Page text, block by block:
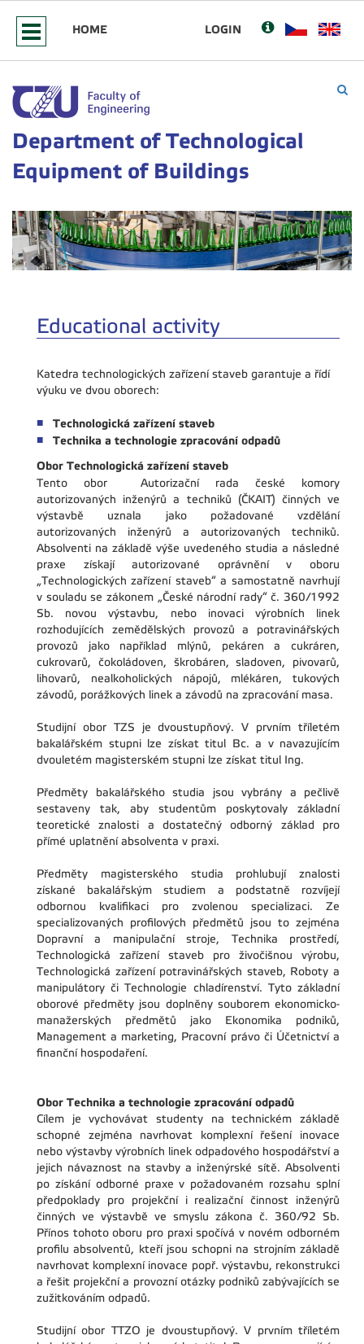
HOME LOGIN
Department of Technological
Equipment of Buildings
Educational activity
Katedra technologických zařízení staveb garantuje a řídí
výuku ve dvou oborech:
Technologická zařízení staveb
Technika a technologie zpracování odpadů
Obor Technologická zařízení staveb
Tento obor
Autorizační rada české komory
autorizovaných inženýrů a techniků (ČKAIT) činných ve
výstavbě uznala jako požadované vzdělání
autorizovaných inženýrů a autorizovaných techniků.
Absolventi na základě výše uvedeného studia a následné
praxe získají autorizované oprávnění v oboru
„Technologických zařízení staveb“ a samostatně navrhují
v souladu se zákonem „České národní rady“ č. 360/1992
Sb. novou výstavbu, nebo inovaci výrobních linek
rozhodujících zemědělských provozů a potravinářských
provozů jako například mlýnů, pekáren a cukráren,
cukrovarů, čokoládoven, škrobáren, sladoven, pivovarů,
lihovarů, nealkoholických nápojů, mlékáren, tukových
závodů, porážkových linek a závodů na zpracování masa.
Studijní obor TZS je dvoustupňový. V prvním tříletém
bakalářském stupni lze získat titul Bc. a v navazujícím
dvouletém magisterském stupni lze získat titul Ing.
Předměty bakalářského studia jsou vybrány a pečlivě
sestaveny tak, aby studentům poskytovaly základní
teoretické znalosti a dostatečný odborný základ pro
přímé uplatnění absolventa v praxi.
Předměty magisterského studia prohlubují znalosti
získané bakalářským studiem a podstatně rozvíjejí
odbornou kvalifikaci pro zvolenou specializaci. Ze
specializovaných profilových předmětů jsou to zejména
Dopravní a manipulační stroje, Technika prostředí,
Technologická zařízení staveb pro živočišnou výrobu,
Technologická zařízení potravinářských staveb, Roboty a
manipulátory či Technologie chladírenství. Tyto základní
oborové předměty jsou doplněny souborem ekonomicko-
manažerských předmětů jako Ekonomika podniků,
Management a marketing, Pracovní právo či Účetnictví a
finanční hospodaření.
Obor Technika a technologie zpracování odpadů
Cílem je vychovávat studenty na technickém základě
schopné zejména navrhovat komplexní řešení inovace
nebo výstavby výrobních linek odpadového hospodářství a
jejich návaznost na stavby a inženýrské sítě. Absolventi
po získání odborné praxe v požadovaném rozsahu splní
předpoklady pro projekční i realizační činnost inženýrů
činných ve výstavbě ve smyslu zákona č. 360/92 Sb.
Přínos tohoto oboru pro praxi spočívá v novém odborném
profilu absolventů, kteří jsou schopni na strojním základě
navrhovat komplexní inovace popř. výstavbu, rekonstrukci
a řešit projekční a provozní otázky podniků zabývajících se
zužitkováním odpadů.
Studijní obor TTZO je dvoustupňový. V prvním tříletém